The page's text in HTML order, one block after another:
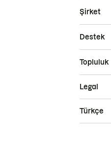
Şirket
Destek
Topluluk
Legal
Türkçe